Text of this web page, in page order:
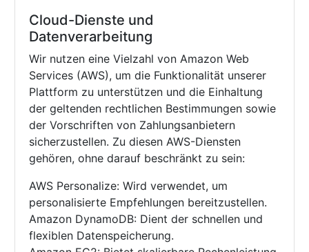
Cloud-Dienste und
Datenverarbeitung
Wir nutzen eine Vielzahl von Amazon Web
Services (AWS), um die Funktionalität unserer
Plattform zu unterstützen und die Einhaltung
der geltenden rechtlichen Bestimmungen sowie
der Vorschriften von Zahlungsanbietern
sicherzustellen. Zu diesen AWS-Diensten
gehören, ohne darauf beschränkt zu sein:
AWS Personalize: Wird verwendet, um
personalisierte Empfehlungen bereitzustellen.
Amazon DynamoDB: Dient der schnellen und
flexiblen Datenspeicherung.